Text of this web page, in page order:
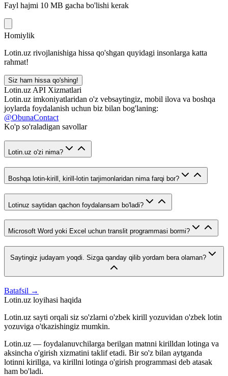
Fayl hajmi 10 MB gacha bo'lishi kerak
Homiylik
Lotin.uz rivojlanishiga hissa qo'shgan quyidagi insonlarga katta
rahmat!
Siz ham hissa qo'shing!
Lotin.uz API Xizmatlari
Lotin.uz imkoniyatlaridan o'z vebsaytingiz, mobil ilova va boshqa
joylarda foydalanish uchun biz bilan bog'laning:
@ObunaContact
Ko'p so'raladigan savollar
Lotin.uz o'zi nima?
Boshqa lotin-kirill, kirill-lotin tarjimonlaridan nima farqi bor?
Lotinuz saytidan qachon foydalansam bo'ladi?
Microsoft Word yoki Excel uchun translit programmasi bormi?
Saytingiz judayam yoqdi. Sizga qanday qilib yordam bera olaman?
Batafsil →
Lotin.uz loyihasi haqida
Lotin.uz sayti orqali siz so'zlarni o'zbek kirill yozuvidan o'zbek lotin
yozuviga o'tkazishingiz mumkin.
Lotin.uz — foydalanuvchilarga berilgan matnni kirilldan lotinga va
aksincha o'girish xizmatini taklif etadi. Bir so'z bilan aytganda
lotinni kirillga, va kirillni lotinga o'girish programmasi deb atasak
ham bo'ladi.